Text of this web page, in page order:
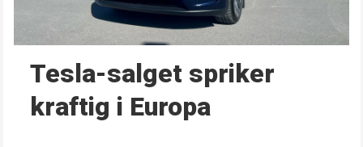
Tesla-salget spriker
kraftig i Europa